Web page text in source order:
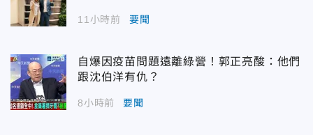
11小時前 要聞
自爆因疫苗問題遠離綠營！郭正亮酸：他們
跟沈伯洋有仇？
8小時前 要聞